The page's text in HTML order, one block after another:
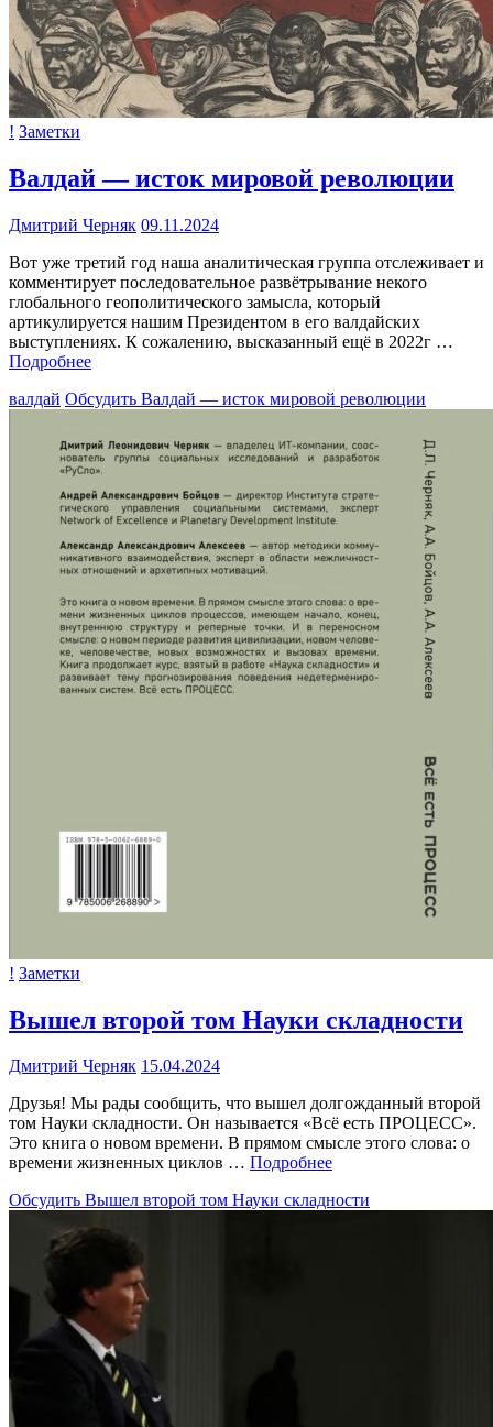
! Заметки
Валдай — исток мировой революции
Дмитрий Черняк 09.11.2024
Вот уже третий год наша аналитическая группа отслеживает и
комментирует последовательное развётрывание некого
глобального геополитического замысла, который
артикулируется нашим Президентом в его валдайских
выступлениях. К сожалению, высказанный ещё в 2022г …
Подробнее
валдай Обсудить Валдай — исток мировой революции
! Заметки
Вышел второй том Науки складности
Дмитрий Черняк 15.04.2024
Друзья! Мы рады сообщить, что вышел долгожданный второй
том Науки складности. Он называется «Всё есть ПРОЦЕСС».
Это книга о новом времени. В прямом смысле этого слова: о
времени жизненных циклов … Подробнее
Обсудить Вышел второй том Науки складности